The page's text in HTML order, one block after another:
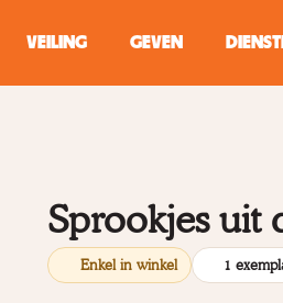
VEILING GEVEN
Sprookjes uit
Enkel in winkel 1